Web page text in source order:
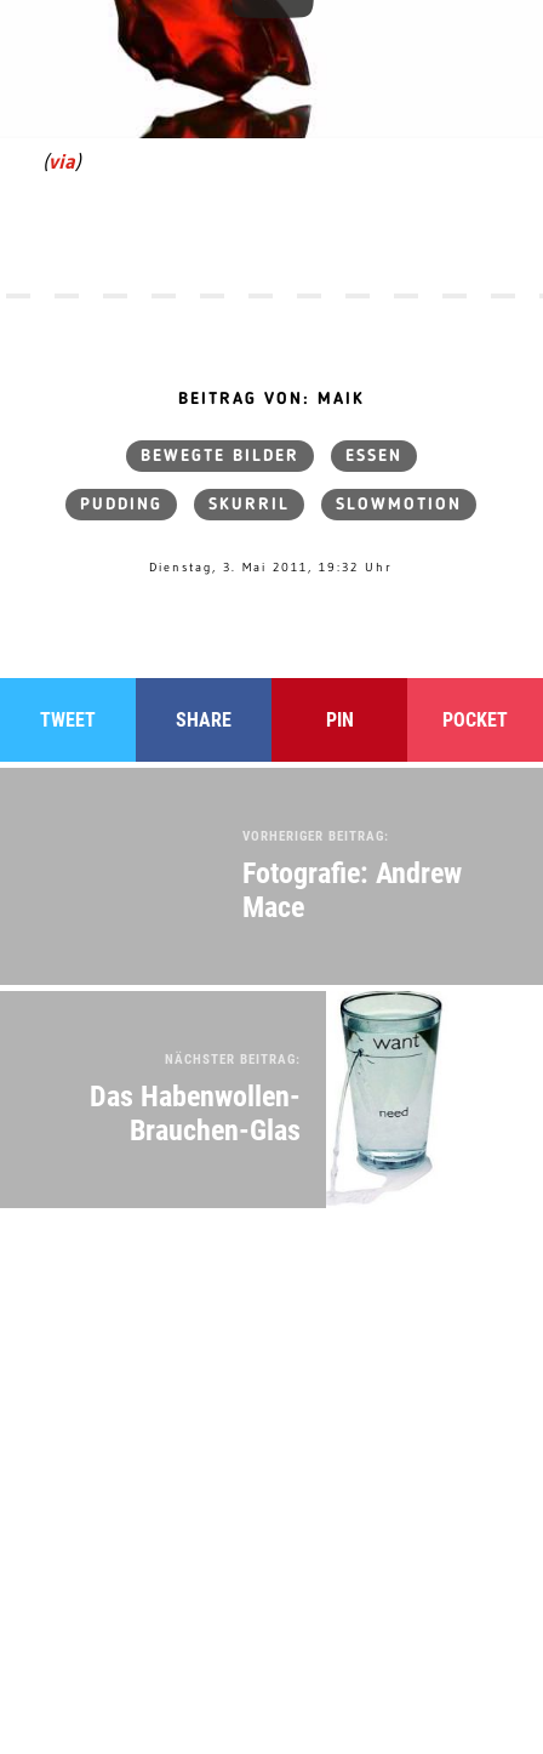
(via)
BEITRAG VON: MAIK
BEWEGTE BILDER ESSEN
PUDDING SKURRIL SLOWMOTION
Dienstag, 3. Mai 2011, 19:32 Uhr
TWEET SHARE PIN POCKET
VORHERIGER BEITRAG:
Fotografie: Andrew
Mace
NÄCHSTER BEITRAG:
Das Habenwollen-
Brauchen-Glas